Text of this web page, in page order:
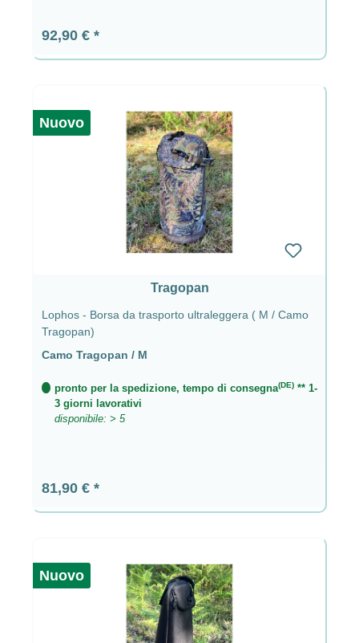
Prezzo normale:
92,90 €
Nuovo
Tragopan
Lophos - Borsa da trasporto ultraleggera ( M / Camo
Tragopan)
Camo Tragopan / M
pronto per la spedizione, tempo di consegna(DE)** 1-
3 giorni lavorativi
disponibile: > 5
Prezzo normale:
81,90 €
Nuovo